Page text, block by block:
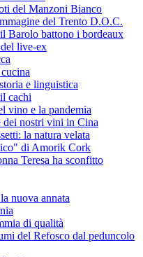
del Manzoni Bianco
del Trento D.O.C.
Barolo battono i bordeaux
live-ex
e linguistica
cachi
vino e la pandemia
dei nostri vini in Cina
la natura velata
di Amorik Cork
Teresa ha sconfitto
nuova annata
di qualità
del Refosco dal peduncolo